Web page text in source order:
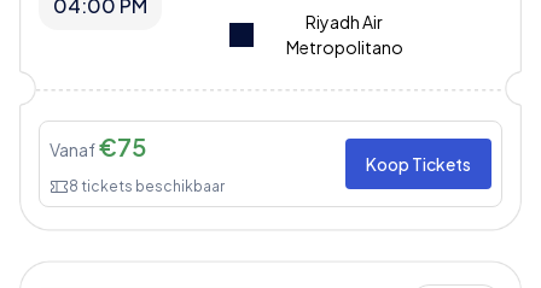
04:00 PM
Riyadh Air
Metropolitano
Vanaf€75
8 tickets beschikbaar
Koop Tickets